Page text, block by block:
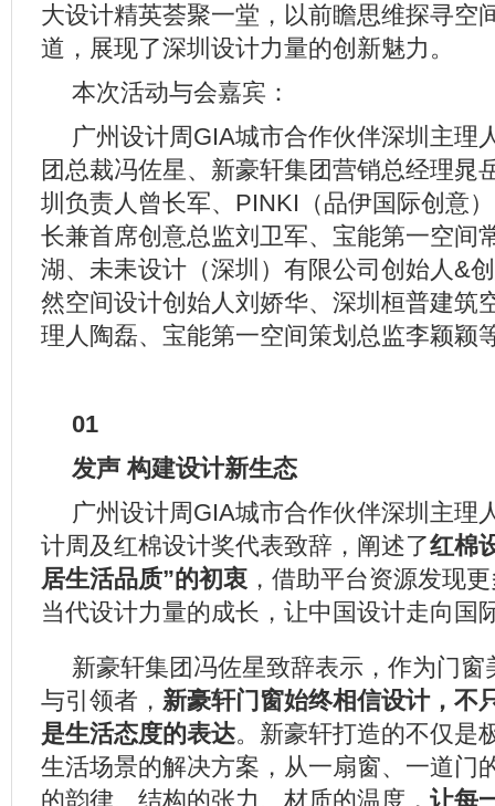
大设计精英荟聚一堂，以前瞻思维探寻空
道，展现了深圳设计力量的创新魅力。
本次活动与会嘉宾：
广州设计周GIA城市合作伙伴深圳主理
团总裁冯佐星、新豪轩集团营销总经理晁
圳负责人曾长军、PINKI（品伊国际创意
长兼首席创意总监刘卫军、宝能第一空间
湖、未耒设计（深圳）有限公司创始人&
然空间设计创始人刘娇华、深圳桓普建筑
理人陶磊、宝能第一空间策划总监李颖颖
01
发声 构建设计新生态
广州设计周GIA城市合作伙伴深圳主理
计周及红棉设计奖代表致辞，阐述了红棉
居生活品质”的初衷 ，借助平台资源发现
当代设计力量的成长，让中国设计走向国
新豪轩集团冯佐星致辞表示，作为门窗
与引领者， 新豪轩门窗始终相信设计，不
是生活态度的表达。新豪轩打造的不仅是
生活场景的解决方案，从一扇窗、一道门
的韵律、结构的张力、材质的温度， 让每